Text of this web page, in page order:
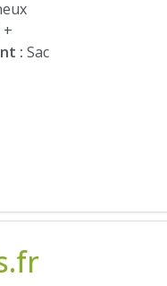
+
: Sac